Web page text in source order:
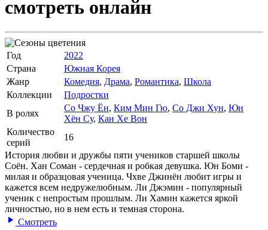
смотреть онлайн
Год
2022
Страна
Южная Корея
Жанр
Комедия, Драма, Романтика, Школа
Коллекции
Подростки
В ролях
Со Чжу Ён, Ким Мин Гю, Со Джи Хун, Юн
Хён Су, Кан Хе Вон
Количество
серий
16
История любви и дружбы пяти учеников старшей школы
Соён. Хан Соман - сердечная и робкая девушка. Юн Боми -
милая и образцовая ученица. Чхве Джинён любит игры и
кажется всем недружелюбным. Ли Джэмин - популярный
ученик с непростым прошлым. Ли Хамин кажется яркой
личностью, но в нем есть и темная сторона.
Смотреть